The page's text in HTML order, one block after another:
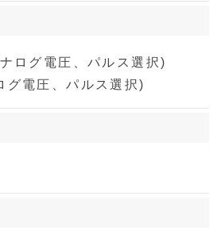
ログ電圧、パルス選択)
グ電圧、パルス選択)